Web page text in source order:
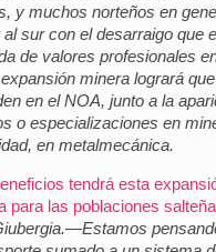
y muchos norteños en
al sur con el desarraigo que
de valores profesionales
minera logrará
en el NOA, junto a la
o especializaciones en
en metalmecánica.
tendrá esta
para las poblaciones